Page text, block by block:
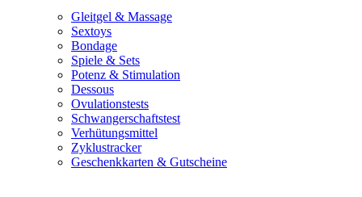
Gleitgel & Massage
Sextoys
Bondage
Spiele & Sets
Potenz & Stimulation
Dessous
Ovulationstests
Schwangerschaftstest
Verhütungsmittel
Zyklustracker
Geschenkkarten & Gutscheine